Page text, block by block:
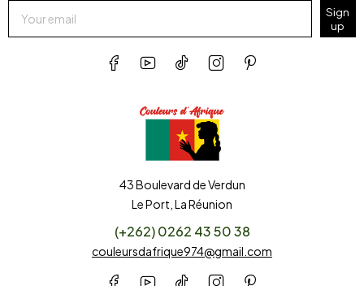
43 Boulevard de Verdun
Le Port, La Réunion
(+262) 0262 43 50 38
couleursdafrique974@gmail.com
Sign
up